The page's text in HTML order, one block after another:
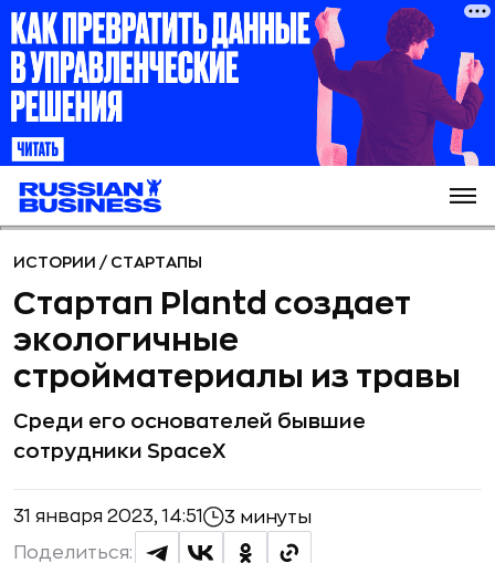
ИСТОРИИ / СТАРТАПЫ
Стартап Plantd создает
экологичные
стройматериалы из травы
Среди его основателей бывшие
сотрудники SpaceX
31 января 2023, 14:51 3 минуты
Поделиться: